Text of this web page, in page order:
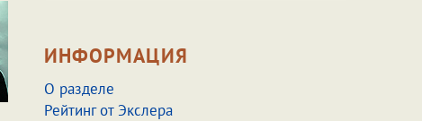
ИНФОРМАЦИЯ
О разделе
Рейтинг от Экслера